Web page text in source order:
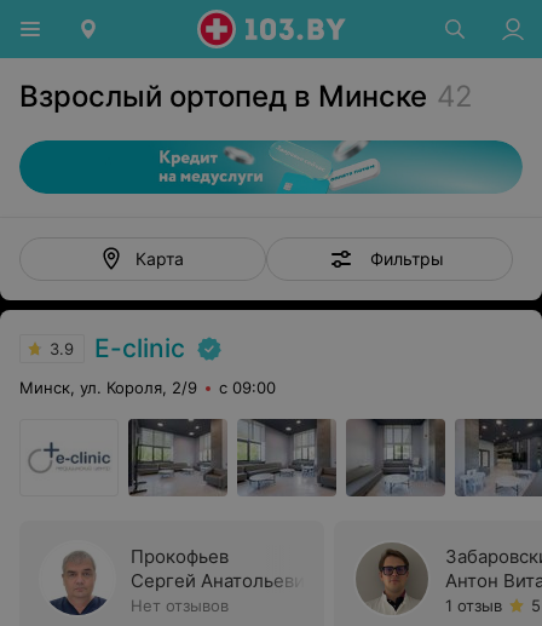
Взрослый ортопед в Минске 42
Карта Фильтры
3.9 E-clinic
Минск, ул. Короля, 2/9 с 09:00
Прокофьев
Сергей Анатольевич
Нет отзывов
Антон
1 отзыв
5